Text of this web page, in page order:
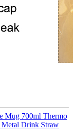
Mug 700ml Thermo
Metal Drink Straw